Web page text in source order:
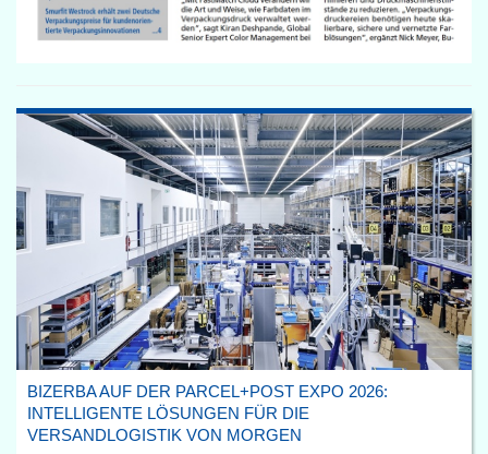
BIZERBA AUF DER PARCEL+POST EXPO 2026:
INTELLIGENTE LÖSUNGEN FÜR DIE
VERSANDLOGISTIK VON MORGEN